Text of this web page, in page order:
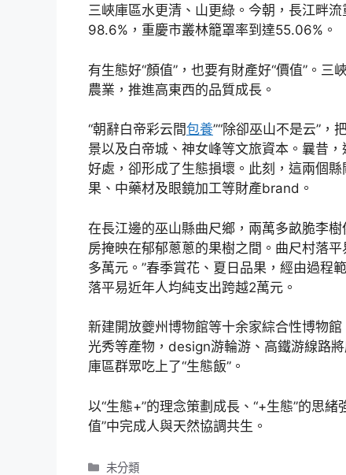
三峽庫區水更清、山更綠。今朝，長江畔
98.6%，重慶市叢林籠罩率到達55.06%。
有生態好“顏值”，也要有財產好“價值”。三
農業，推進高東西的品質成長。
“朝辭白帝彩云間包養”“除卻巫山不是云”，
景以及白帝城、神女峰等文旅資本。曩昔
好處，卻形成了生態損壞。此刻，這兩個
果、中藥材及眼鏡加工等財產brand。
在長江邊的巫山縣曲尺鄉，兩萬多畝脆李
房掩映在郁郁蔥蔥的果樹之間。曲尺村落
多萬元。”春季賞花、夏日品果，經由過程
落平易近年人均純支出跨越2萬元。
新建開放夔州博物館等十余家綜合性博物
光秀等產物，design游輪游、高鐵游線路
庫區群眾吃上了“生態飯”。
以“生態+”的理念策劃成長、“+生態”的思
值”中完成人與天然協調共生。
分
未分類